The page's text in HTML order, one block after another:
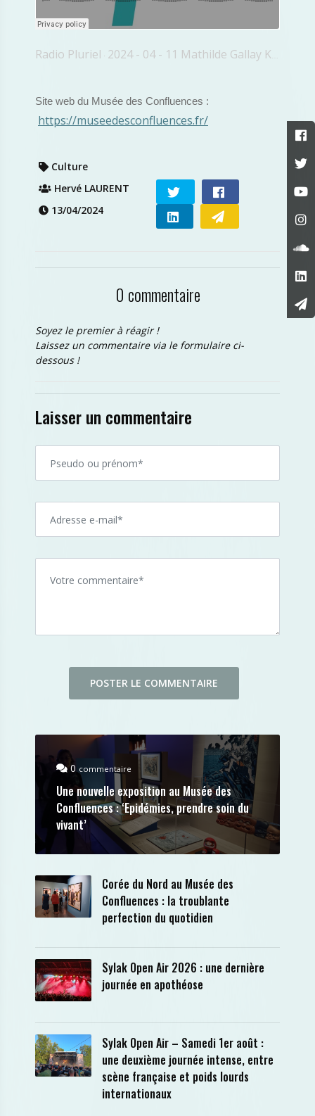
Radio Pluriel · 2024 - 04 - 11 Mathilde Gallay Keller Musée Confluence Epidemie
Site web du Musée des Confluences :
https://museedesconfluences.fr/
Culture
Hervé LAURENT
13/04/2024
0 commentaire
Soyez le premier à réagir !
Laissez un commentaire via le formulaire ci-
dessous !
Laisser un commentaire
0 commentaire
Une nouvelle exposition au Musée des
Confluences : ‘Epidémies, prendre soin du
vivant’
Corée du Nord au Musée des
Confluences : la troublante
perfection du quotidien
Sylak Open Air 2026 : une dernière
journée en apothéose
Sylak Open Air – Samedi 1er août :
une deuxième journée intense, entre
scène française et poids lourds
internationaux